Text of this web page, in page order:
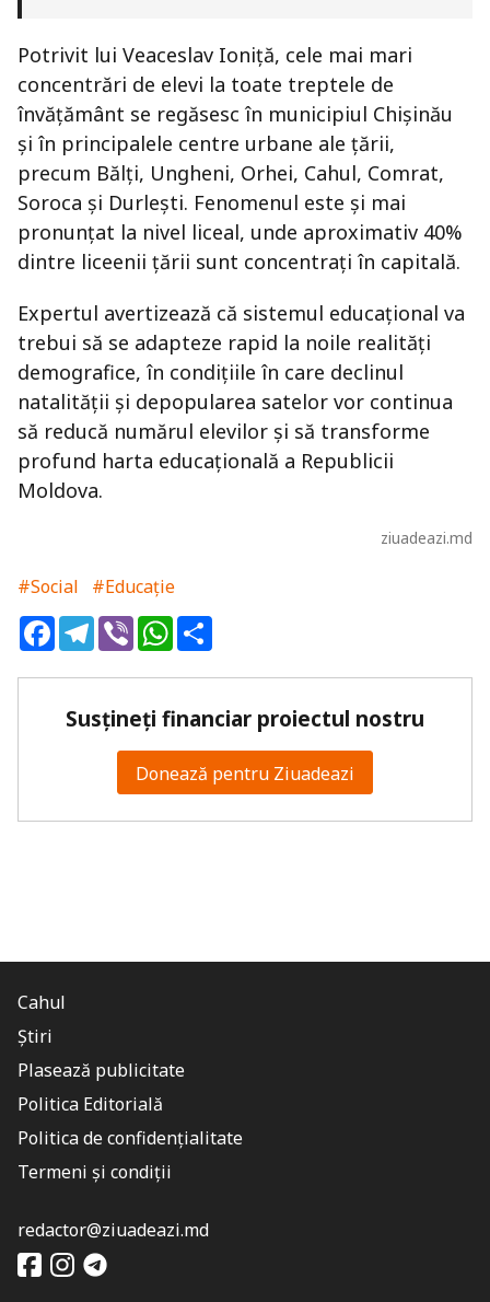
Potrivit lui Veaceslav Ioniță, cele mai mari
concentrări de elevi la toate treptele de
învățământ se regăsesc în municipiul Chișinău
și în principalele centre urbane ale țării,
precum Bălți, Ungheni, Orhei, Cahul, Comrat,
Soroca și Durlești. Fenomenul este și mai
pronunțat la nivel liceal, unde aproximativ 40%
dintre liceenii țării sunt concentrați în capitală.
Expertul avertizează că sistemul educațional va
trebui să se adapteze rapid la noile realități
demografice, în condițiile în care declinul
natalității și depopularea satelor vor continua
să reducă numărul elevilor și să transforme
profund harta educațională a Republicii
Moldova.
ziuadeazi.md
#Social
#Educație
FacebookTelegram
ViberWhatsApp
Susțineți financiar proiectul nostru
Donează pentru Ziuadeazi
Cahul
Știri
Plasează publicitate
Politica Editorială
Politica de confidențialitate
Termeni și condiții
redactor@ziuadeazi.md